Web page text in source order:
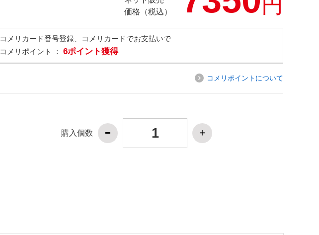
価格（税込）
コメリカード番号登録、コメリカードでお支払いで
コメリポイント ： 6ポイント獲得
コメリポイントについて
購入個数